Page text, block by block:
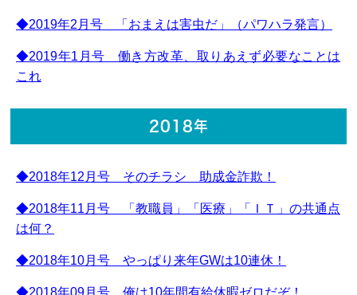
◆2019年2月号 「おまえは害虫だ」（パワハラ発言）
◆2019年1月号 働き方改革、取りあえず必要なことは
これ
2018年
◆2018年12月号 そのチラシ 助成金詐欺！
◆2018年11月号 「教職員」「医療」「ＩＴ」の共通点
は何？
◆2018年10月号 やっぱり来年GWは10連休！
◆2018年09月号 俺は10年間有給休暇ゼロだぞ！